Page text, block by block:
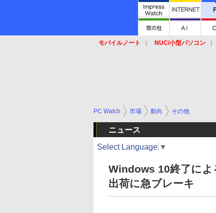
モバイルノート NUC/小型パソコン
PC Watch 市場 動向 その他
ニュース
Select Language ▼
Windows 10終了によ
出荷に急ブレーキ